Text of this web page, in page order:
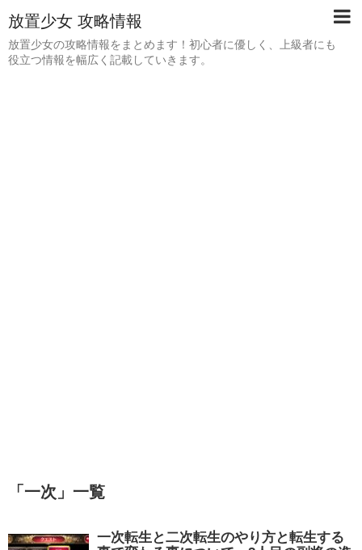
放置少女 攻略情報
放置少女の攻略情報をまとめます！初心者に優しく、上級者にも
役立つ情報を幅広く記載していきます。
「 一次 」 一覧
一次転生と二次転生のやり方と転生する